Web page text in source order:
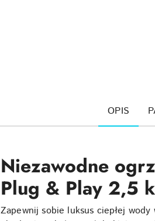
OPIS
Niezawodne
Plug & Play 2,5
Zapewnij sobie luksus ciepłej